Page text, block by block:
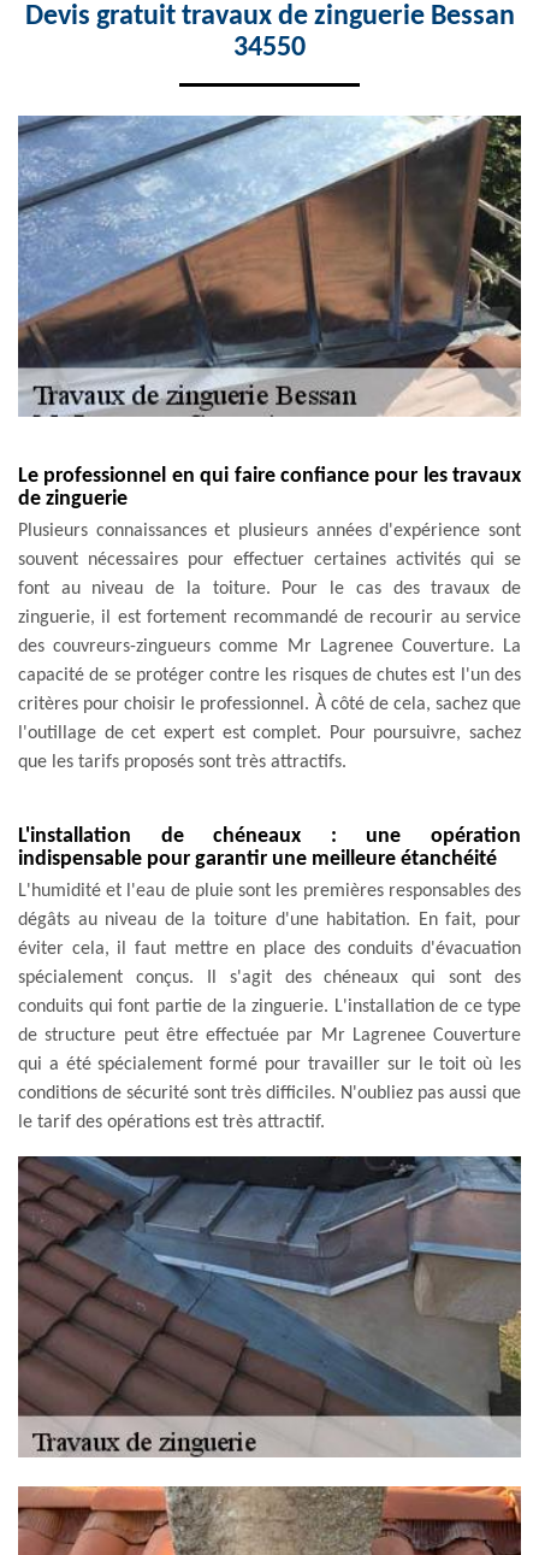
Devis gratuit travaux de zinguerie Bessan
34550
Le professionnel en qui faire confiance pour les travaux
de zinguerie
Plusieurs connaissances et plusieurs années d'expérience sont
souvent nécessaires pour effectuer certaines activités qui se
font au niveau de la toiture. Pour le cas des travaux de
zinguerie, il est fortement recommandé de recourir au service
des couvreurs-zingueurs comme Mr Lagrenee Couverture. La
capacité de se protéger contre les risques de chutes est l'un des
critères pour choisir le professionnel. À côté de cela, sachez que
l'outillage de cet expert est complet. Pour poursuivre, sachez
que les tarifs proposés sont très attractifs.
L'installation de chéneaux : une opération
indispensable pour garantir une meilleure étanchéité
L'humidité et l'eau de pluie sont les premières responsables des
dégâts au niveau de la toiture d'une habitation. En fait, pour
éviter cela, il faut mettre en place des conduits d'évacuation
spécialement conçus. Il s'agit des chéneaux qui sont des
conduits qui font partie de la zinguerie. L'installation de ce type
de structure peut être effectuée par Mr Lagrenee Couverture
qui a été spécialement formé pour travailler sur le toit où les
conditions de sécurité sont très difficiles. N'oubliez pas aussi que
le tarif des opérations est très attractif.